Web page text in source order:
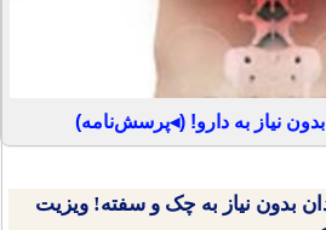
بدون نیاز به دارو! (◂پرسش‌نامه)
بدون نیاز به چک و سفته! ویزیت